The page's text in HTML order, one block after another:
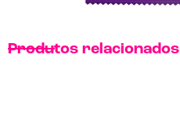
Produtos relacionados